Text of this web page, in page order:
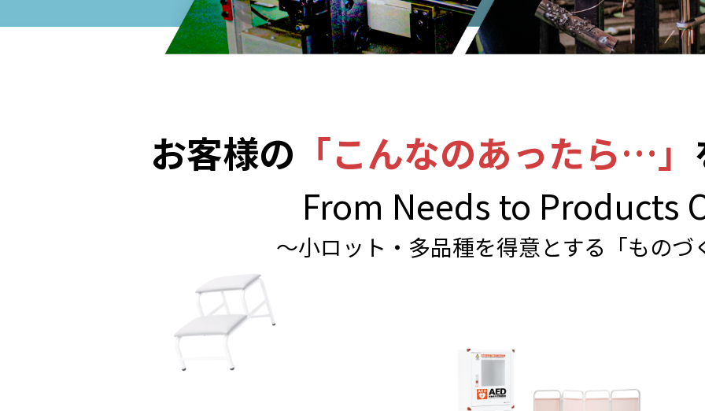
お客様の 「こんなのあったら…」
From Needs to Products
～小ロット・多品種を得意とする「ものづ